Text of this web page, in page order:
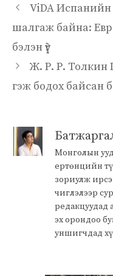
ViDA
шалгаж байна:
бэлэн үү?
Ж. Р. Р. Толкин
гэж бодох байсан
Монголын
ертөнцийн
зориулж
чиглэлээр
редакцуудад
эх орондоо
уншигчдад